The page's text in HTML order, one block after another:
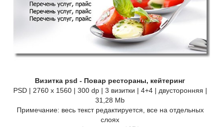
Визитка psd - Повар рестораны, кейтеринг
PSD | 2760 x 1560 | 300 dp | 3 визитки | 4+4 | двусторонняя |
31,28 Mb
Примечание: весь текст редактируется, все на отдельных
слоях